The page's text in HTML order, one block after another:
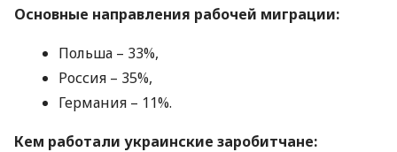
Основные направления рабочей миграции:
Польша – 33%,
Россия – 35%,
Германия – 11%.
Кем работали украинские заробитчане: